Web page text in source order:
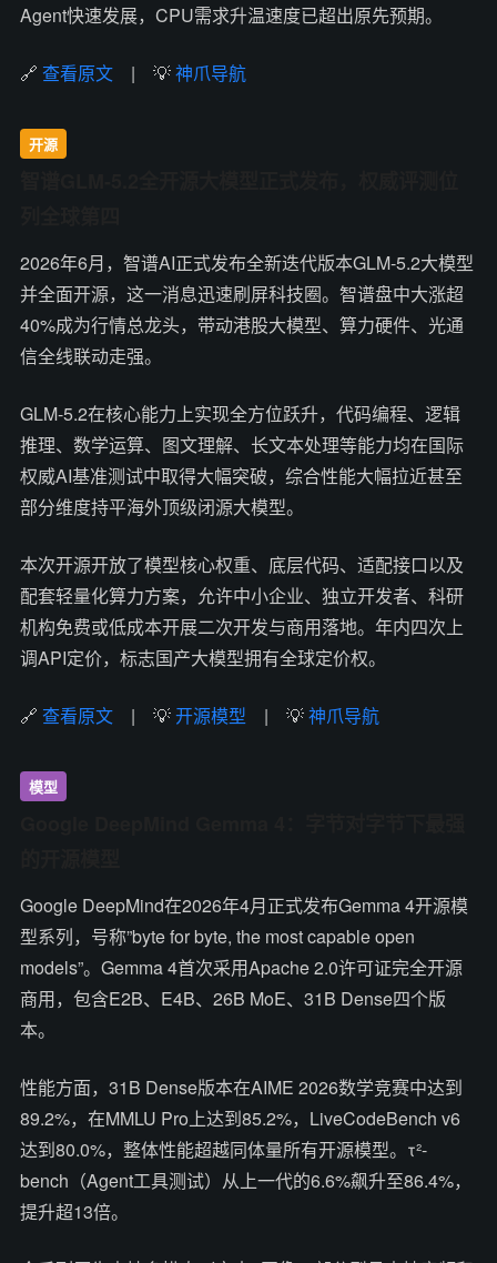
Agent快速发展，CPU需求升温速度已超出原先预期。
🔗 查看原文 | 💡神爪导航
开源
2026年6月，智谱AI正式发布全新迭代版本GLM-5.2大模型
并全面开源，这一消息迅速刷屏科技圈。智谱盘中大涨超
40%成为行情总龙头，带动港股大模型、算力硬件、光通
信全线联动走强。
GLM-5.2在核心能力上实现全方位跃升，代码编程、逻辑
推理、数学运算、图文理解、长文本处理等能力均在国际
权威AI基准测试中取得大幅突破，综合性能大幅拉近甚至
部分维度持平海外顶级闭源大模型。
本次开源开放了模型核心权重、底层代码、适配接口以及
配套轻量化算力方案，允许中小企业、独立开发者、科研
机构免费或低成本开展二次开发与商用落地。年内四次上
调API定价，标志国产大模型拥有全球定价权。
🔗 查看原文 | 💡开源模型 | 💡神爪导航
模型
Google DeepMind在2026年4月正式发布Gemma 4开源模
型系列，号称”byte for byte, the most capable open
models”。Gemma 4首次采用Apache 2.0许可证完全开源
商用，包含E2B、E4B、26B MoE、31B Dense四个版
本。
性能方面，31B Dense版本在AIME 2026数学竞赛中达到
89.2%，在MMLU Pro上达到85.2%，LiveCodeBench v6
达到80.0%，整体性能超越同体量所有开源模型。τ²-
bench（Agent工具测试）从上一代的6.6%飙升至86.4%，
提升超13倍。